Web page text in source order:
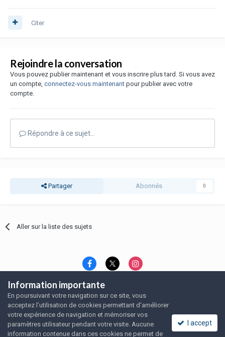
Citer
Rejoindre la conversation
Vous pouvez publier maintenant et vous inscrire plus tard. Si vous avez
un compte, connectez-vous maintenant pour publier avec votre
compte.
Répondre à ce sujet…
Partager Abonnés 0
Aller sur la liste des sujets
Langue Thème
Politique de confidentialité
Nous contacter
Nous contacter
SRFA, l'association des amoureux du rat domestique
Powered by Invision Community
Information importante
En poursuivant votre navigation sur ce site, vous
acceptez l’utilisation de cookies permettant d'améliorer
votre expérience de navigation et mémoriser vos
paramètres utilisateur pendant votre visite. Aucune
information contenue dans ces cookies ne permet de
I accept